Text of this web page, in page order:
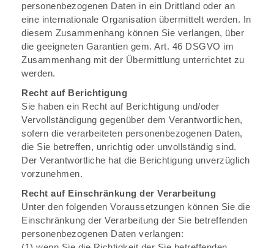
personenbezogenen Daten in ein Drittland oder an
eine internationale Organisation übermittelt werden. In
diesem Zusammenhang können Sie verlangen, über
die geeigneten Garantien gem. Art. 46 DSGVO im
Zusammenhang mit der Übermittlung unterrichtet zu
werden.
Recht auf Berichtigung
Sie haben ein Recht auf Berichtigung und/oder
Vervollständigung gegenüber dem Verantwortlichen,
sofern die verarbeiteten personenbezogenen Daten,
die Sie betreffen, unrichtig oder unvollständig sind.
Der Verantwortliche hat die Berichtigung unverzüglich
vorzunehmen.
Recht auf Einschränkung der Verarbeitung
Unter den folgenden Voraussetzungen können Sie die
Einschränkung der Verarbeitung der Sie betreffenden
personenbezogenen Daten verlangen: